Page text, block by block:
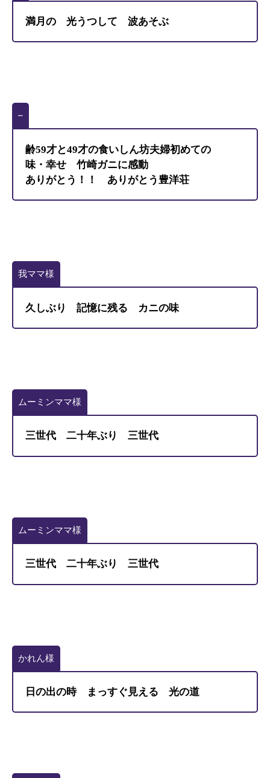
満月の 光うつして 波あそぶ
–
齢59才と49才の食いしん坊夫婦初めての
味・幸せ 竹崎ガニに感動
ありがとう！！ ありがとう豊洋荘
我ママ様
久しぶり 記憶に残る カニの味
ムーミンママ様
三世代 二十年ぶり 三世代
ムーミンママ様
三世代 二十年ぶり 三世代
かれん様
日の出の時 まっすぐ見える 光の道